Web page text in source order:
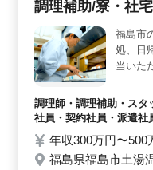
350万円の給与に加え
実費支給され、車通勤
福利厚生も充実してお
います。 ＜求めら
酬請求経験があれば
も特に求められていま
可能です。医療事務の
したい方にぴったりの
調理補助/寮・社
福島市
処、日
当いた
ないあ
様々。
せんか
調理師・調理補助・スタ
社員・契約社員・派遣社
年収300万円〜
福島県福島市土湯